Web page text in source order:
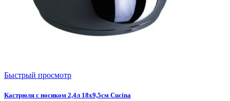
Быстрый просмотр
Кастрюля с носиком 2,4л 18х9,5см Cucina